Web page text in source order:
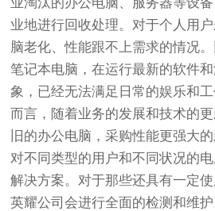
业地进行回收处理。对于个人用
脑老化、性能跟不上需求的情况
笔记本电脑，在运行最新的软件
象，已经无法满足日常的娱乐和
而言，随着业务的发展和技术的
旧的办公电脑，采购性能更强大
对不同类型的用户和不同状况的
解决方案。对于那些还具有一定
英耀公司会进行全面的检测和维